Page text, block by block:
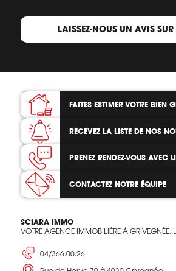
LAISSEZ-NOUS UN AVIS
FAITES ESTIMER VOTRE BIEN
RECEVEZ LA LISTE DE NOS
PRENEZ RENDEZ-VOUS AVEC
CONTACTEZ NOTRE ÉQUIPE
SCIARA IMMO
VOTRE AGENCE IMMOBILIÈRE À GRIVEGNÉE,
04/366.00.26